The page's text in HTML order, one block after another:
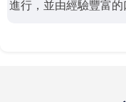
進行，並由經驗豐富的